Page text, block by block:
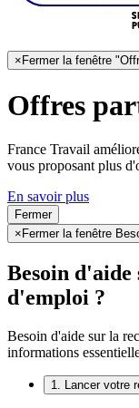
×Fermer la fenêtre
Offres
France Travail
vous proposant plus
En savoir plus
Fermer
× Fermer la fenêtre
Besoin
d'emploi ?
Besoin d'aide sur la
informations
1. Lancer votre